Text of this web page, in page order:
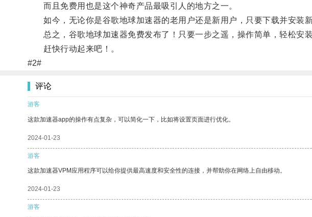
而且免费用也是这个神奇产品最吸引人的地方之一。
如今，无论你是谷歌地球加速器的老用户还是新用户，只要下载并安装新
总之，谷歌地球加速器免费发布了！只要一步之遥，操作简单，轻松安装
赶快行动起来吧！。
#2#
评论
游客
这款加速器app的操作有点复杂，可以简化一下，比如将设置页面进行优化。
2024-01-23
游客
这款加速器VPM应用程序可以给你提供最高速度和安全性的连接，并帮助你在网络上自由移动。
2024-01-23
游客